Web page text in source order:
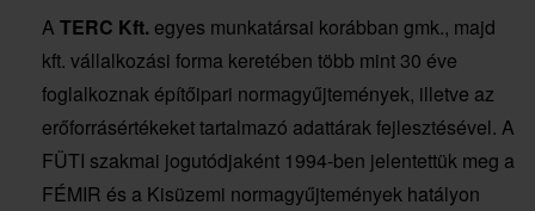
A TERC Kft. egyes munkatársai korábban gmk., majd
kft. vállalkozási forma keretében több mint 30 éve
foglalkoznak építőipari normagyűjtemények, illetve az
erőforrásértékeket tartalmazó adattárak fejlesztésével. A
FÜTI szakmai jogutódjaként 1994-ben jelentettük meg a
FÉMIR és a Kisüzemi normagyűjtemények hatályon